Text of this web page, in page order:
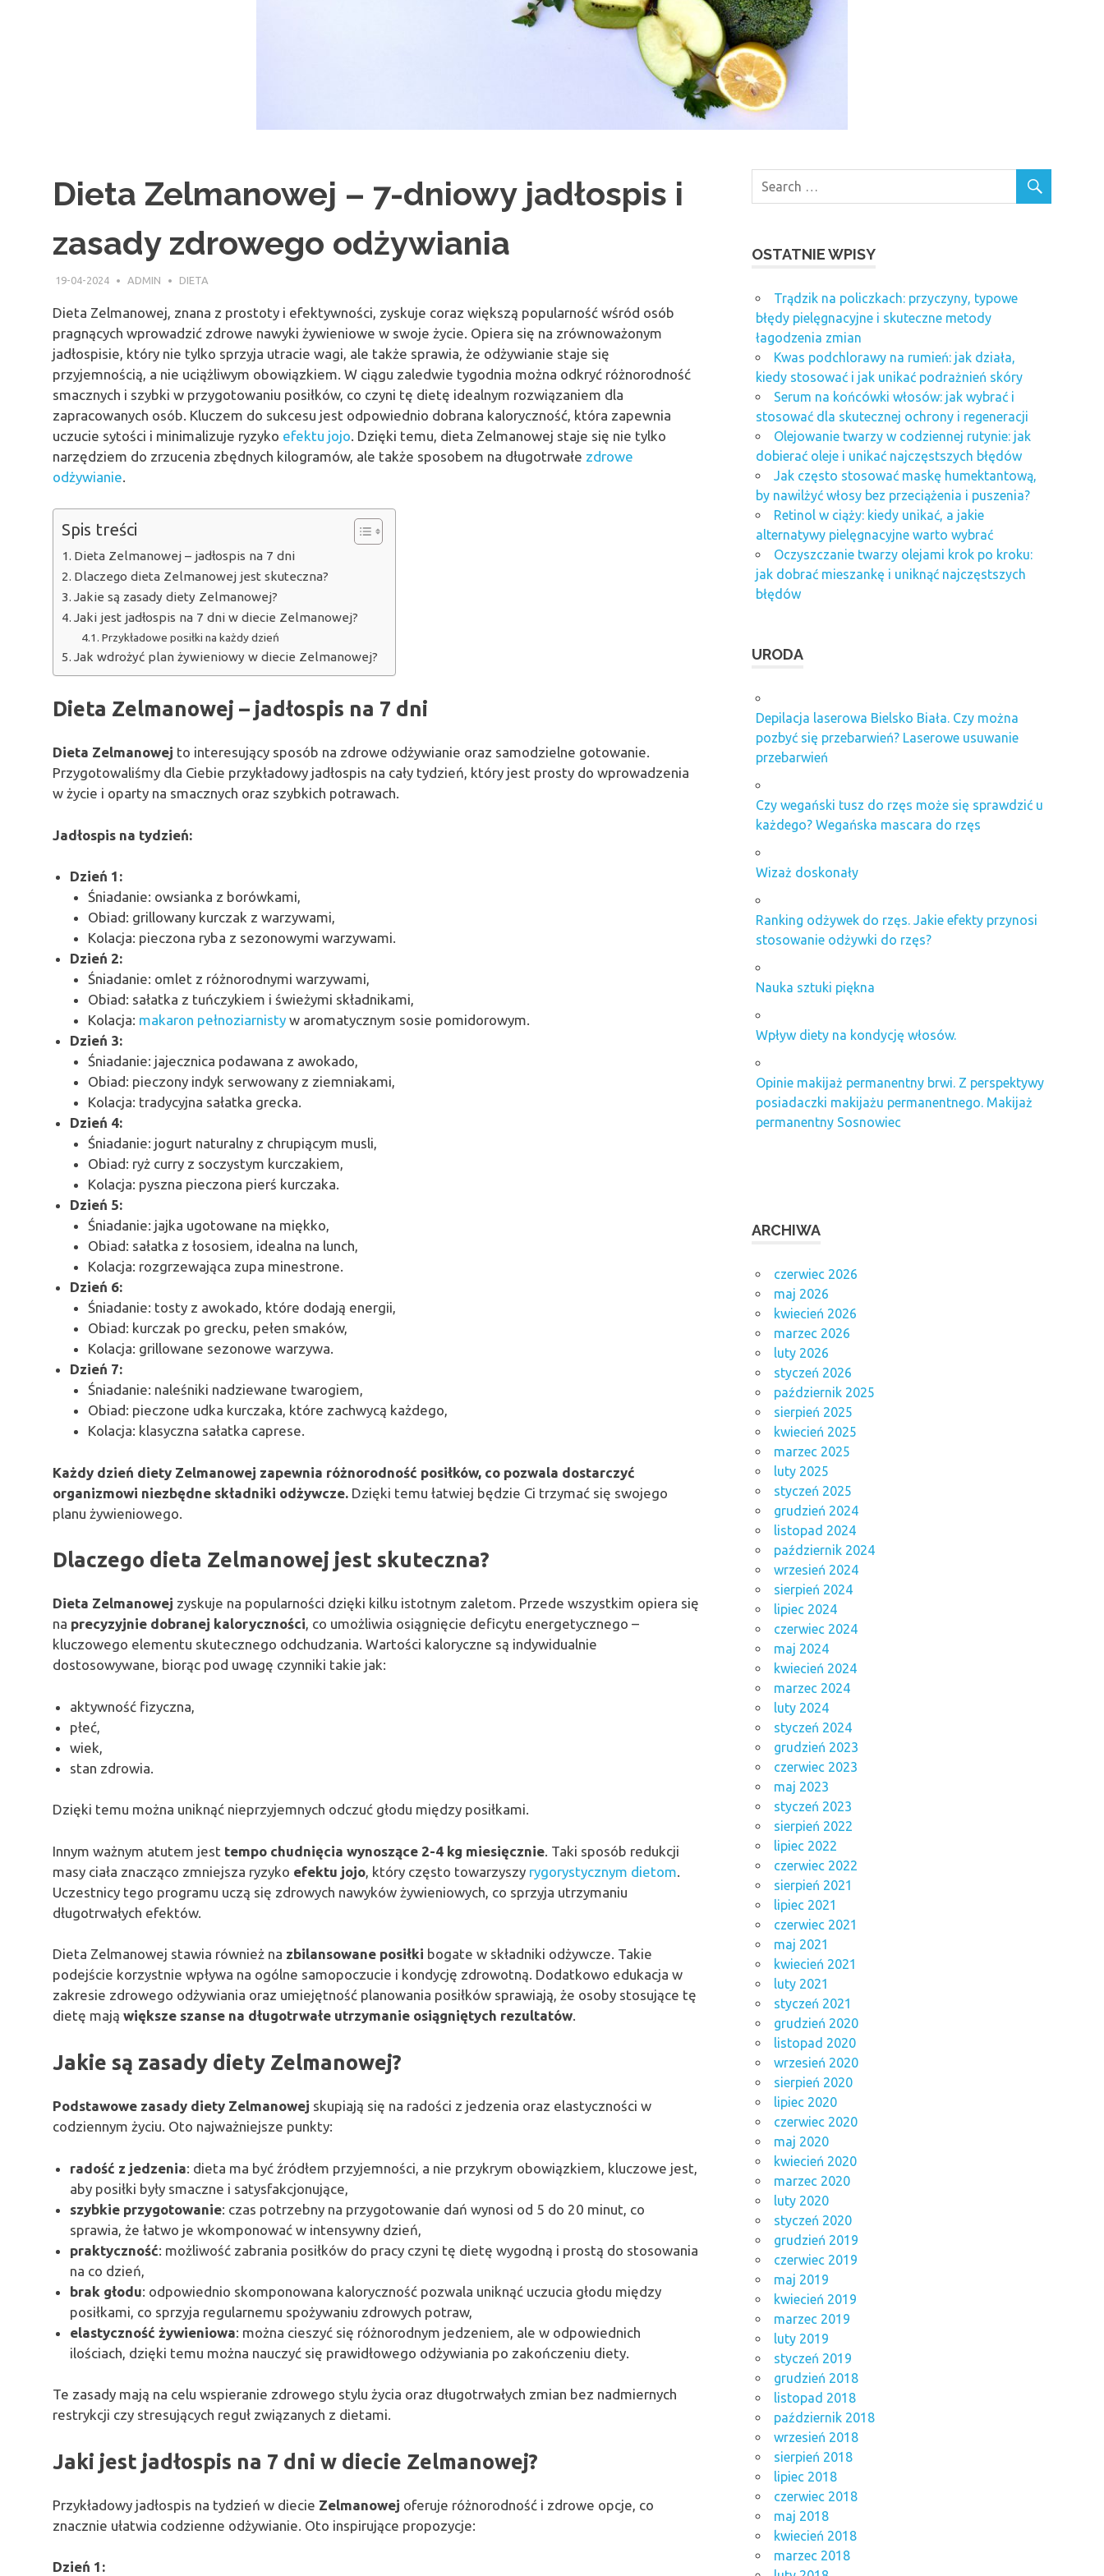
Dieta Zelmanowej – 7-dniowy jadłospis i
zasady zdrowego odżywiania
19-04-2024 ADMIN DIETA
Dieta Zelmanowej, znana z prostoty i efektywności, zyskuje coraz większą popularność wśród osób
pragnących wprowadzić zdrowe nawyki żywieniowe w swoje życie. Opiera się na zrównoważonym
jadłospisie, który nie tylko sprzyja utracie wagi, ale także sprawia, że odżywianie staje się
przyjemnością, a nie uciążliwym obowiązkiem. W ciągu zaledwie tygodnia można odkryć różnorodność
smacznych i szybki w przygotowaniu posiłków, co czyni tę dietę idealnym rozwiązaniem dla
zapracowanych osób. Kluczem do sukcesu jest odpowiednio dobrana kaloryczność, która zapewnia
uczucie sytości i minimalizuje ryzyko efektu jojo. Dzięki temu, dieta Zelmanowej staje się nie tylko
narzędziem do zrzucenia zbędnych kilogramów, ale także sposobem na długotrwałe zdrowe
odżywianie.
Spis treści
Dieta Zelmanowej – jadłospis na 7 dni
Dlaczego dieta Zelmanowej jest skuteczna?
Jakie są zasady diety Zelmanowej?
Jaki jest jadłospis na 7 dni w diecie Zelmanowej?
Przykładowe posiłki na każdy dzień
Jak wdrożyć plan żywieniowy w diecie Zelmanowej?
Dieta Zelmanowej – jadłospis na 7 dni
Dieta Zelmanowej to interesujący sposób na zdrowe odżywianie oraz samodzielne gotowanie.
Przygotowaliśmy dla Ciebie przykładowy jadłospis na cały tydzień, który jest prosty do wprowadzenia
w życie i oparty na smacznych oraz szybkich potrawach.
Jadłospis na tydzień:
Dzień 1:
Śniadanie: owsianka z borówkami,
Obiad: grillowany kurczak z warzywami,
Kolacja: pieczona ryba z sezonowymi warzywami.
Dzień 2:
Śniadanie: omlet z różnorodnymi warzywami,
Obiad: sałatka z tuńczykiem i świeżymi składnikami,
Kolacja: makaron pełnoziarnistyw aromatycznym sosie pomidorowym.
Dzień 3:
Śniadanie: jajecznica podawana z awokado,
Obiad: pieczony indyk serwowany z ziemniakami,
Kolacja: tradycyjna sałatka grecka.
Dzień 4:
Śniadanie: jogurt naturalny z chrupiącym musli,
Obiad: ryż curry z soczystym kurczakiem,
Kolacja: pyszna pieczona pierś kurczaka.
Dzień 5:
Śniadanie: jajka ugotowane na miękko,
Obiad: sałatka z łososiem, idealna na lunch,
Kolacja: rozgrzewająca zupa minestrone.
Dzień 6:
Śniadanie: tosty z awokado, które dodają energii,
Obiad: kurczak po grecku, pełen smaków,
Kolacja: grillowane sezonowe warzywa.
Dzień 7:
Śniadanie: naleśniki nadziewane twarogiem,
Obiad: pieczone udka kurczaka, które zachwycą każdego,
Kolacja: klasyczna sałatka caprese.
Każdy dzień diety Zelmanowej zapewnia różnorodność posiłków, co pozwala dostarczyć
organizmowi niezbędne składniki odżywcze. Dzięki temu łatwiej będzie Ci trzymać się swojego
planu żywieniowego.
Dlaczego dieta Zelmanowej jest skuteczna?
Dieta Zelmanowej zyskuje na popularności dzięki kilku istotnym zaletom. Przede wszystkim opiera się
na precyzyjnie dobranej kaloryczności, co umożliwia osiągnięcie deficytu energetycznego –
kluczowego elementu skutecznego odchudzania. Wartości kaloryczne są indywidualnie
dostosowywane, biorąc pod uwagę czynniki takie jak:
aktywność fizyczna,
płeć,
wiek,
stan zdrowia.
Dzięki temu można uniknąć nieprzyjemnych odczuć głodu między posiłkami.
Innym ważnym atutem jest tempo chudnięcia wynoszące 2-4 kg miesięcznie. Taki sposób redukcji
masy ciała znacząco zmniejsza ryzyko efektu jojo, który często towarzyszy rygorystycznym dietom.
Uczestnicy tego programu uczą się zdrowych nawyków żywieniowych, co sprzyja utrzymaniu
długotrwałych efektów.
Dieta Zelmanowej stawia również na zbilansowane posiłki bogate w składniki odżywcze. Takie
podejście korzystnie wpływa na ogólne samopoczucie i kondycję zdrowotną. Dodatkowo edukacja w
zakresie zdrowego odżywiania oraz umiejętność planowania posiłków sprawiają, że osoby stosujące tę
dietę mają większe szanse na długotrwałe utrzymanie osiągniętych rezultatów.
Jakie są zasady diety Zelmanowej?
Podstawowe zasady diety Zelmanowej skupiają się na radości z jedzenia oraz elastyczności w
codziennym życiu. Oto najważniejsze punkty:
radość z jedzenia: dieta ma być źródłem przyjemności, a nie przykrym obowiązkiem, kluczowe jest,
aby posiłki były smaczne i satysfakcjonujące,
szybkie przygotowanie: czas potrzebny na przygotowanie dań wynosi od 5 do 20 minut, co
sprawia, że łatwo je wkomponować w intensywny dzień,
praktyczność: możliwość zabrania posiłków do pracy czyni tę dietę wygodną i prostą do stosowania
na co dzień,
brak głodu: odpowiednio skomponowana kaloryczność pozwala uniknąć uczucia głodu między
posiłkami, co sprzyja regularnemu spożywaniu zdrowych potraw,
elastyczność żywieniowa: można cieszyć się różnorodnym jedzeniem, ale w odpowiednich
ilościach, dzięki temu można nauczyć się prawidłowego odżywiania po zakończeniu diety.
Te zasady mają na celu wspieranie zdrowego stylu życia oraz długotrwałych zmian bez nadmiernych
restrykcji czy stresujących reguł związanych z dietami.
Jaki jest jadłospis na 7 dni w diecie Zelmanowej?
Przykładowy jadłospis na tydzień w diecie Zelmanowej oferuje różnorodność i zdrowe opcje, co
znacznie ułatwia codzienne odżywianie. Oto inspirujące propozycje:
Dzień 1:
OSTATNIE WPISY
Trądzik na policzkach: przyczyny, typowe
błędy pielęgnacyjne i skuteczne metody
łagodzenia zmian
Kwas podchlorawy na rumień: jak działa,
kiedy stosować i jak unikać podrażnień skóry
Serum na końcówki włosów: jak wybrać i
stosować dla skutecznej ochrony i regeneracji
Olejowanie twarzy w codziennej rutynie: jak
dobierać oleje i unikać najczęstszych błędów
Jak często stosować maskę humektantową,
by nawilżyć włosy bez przeciążenia i puszenia?
Retinol w ciąży: kiedy unikać, a jakie
alternatywy pielęgnacyjne warto wybrać
Oczyszczanie twarzy olejami krok po kroku:
jak dobrać mieszankę i uniknąć najczęstszych
błędów
URODA
Depilacja laserowa Bielsko Biała. Czy można
pozbyć się przebarwień? Laserowe usuwanie
przebarwień
Czy wegański tusz do rzęs może się sprawdzić u
każdego? Wegańska mascara do rzęs
Wizaż doskonały
Ranking odżywek do rzęs. Jakie efekty przynosi
stosowanie odżywki do rzęs?
Nauka sztuki piękna
Wpływ diety na kondycję włosów.
Opinie makijaż permanentny brwi. Z perspektywy
posiadaczki makijażu permanentnego. Makijaż
permanentny Sosnowiec
ARCHIWA
czerwiec 2026
maj 2026
kwiecień 2026
marzec 2026
luty 2026
styczeń 2026
październik 2025
sierpień 2025
kwiecień 2025
marzec 2025
luty 2025
styczeń 2025
grudzień 2024
listopad 2024
październik 2024
wrzesień 2024
sierpień 2024
lipiec 2024
czerwiec 2024
maj 2024
kwiecień 2024
marzec 2024
luty 2024
styczeń 2024
grudzień 2023
czerwiec 2023
maj 2023
styczeń 2023
sierpień 2022
lipiec 2022
czerwiec 2022
sierpień 2021
lipiec 2021
czerwiec 2021
maj 2021
kwiecień 2021
luty 2021
styczeń 2021
grudzień 2020
listopad 2020
wrzesień 2020
sierpień 2020
lipiec 2020
czerwiec 2020
maj 2020
kwiecień 2020
marzec 2020
luty 2020
styczeń 2020
grudzień 2019
czerwiec 2019
maj 2019
kwiecień 2019
marzec 2019
luty 2019
styczeń 2019
grudzień 2018
listopad 2018
październik 2018
wrzesień 2018
sierpień 2018
lipiec 2018
czerwiec 2018
maj 2018
kwiecień 2018
marzec 2018